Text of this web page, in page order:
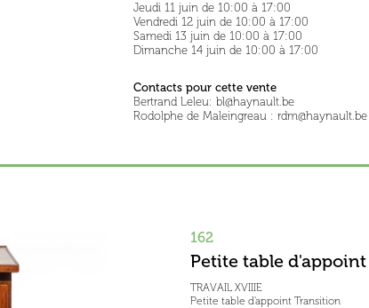
Jeudi 11 juin de 10:00 à 17:00
Vendredi 12 juin de 10:00 à 17:00
Samedi 13 juin de 10:00 à 17:00
Dimanche 14 juin de 10:00 à 17:00
Contacts pour cette vente
Bertrand Leleu: bl@haynault.be
Rodolphe de Maleingreau : rdm@haynault.be
162
Petite table
TRAVAIL XVIIIE
Petite table d'appoint Transition